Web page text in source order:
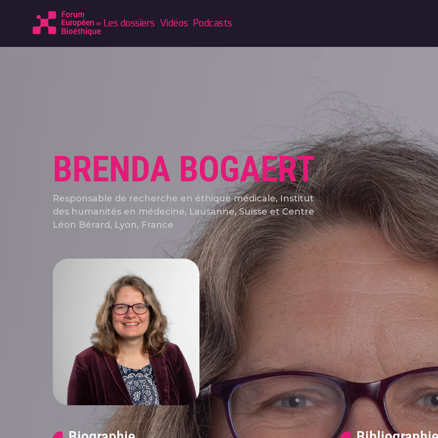
Les dossiers Vidéos Podcasts
BRENDA BOGAERT
Responsable de recherche en éthique médicale, Institut
des humanités en médecine, Lausanne, Suisse et Centre
Léon Bérard, Lyon, France